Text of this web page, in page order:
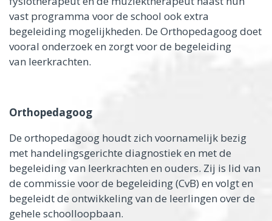
vast programma voor de school ook extra
begeleiding mogelijkheden. De Orthopedagoog doet
vooral onderzoek en zorgt voor de begeleiding
van leerkrachten.
Orthopedagoog
De orthopedagoog houdt zich voornamelijk bezig
met handelingsgerichte diagnostiek en met de
begeleiding van leerkrachten en ouders. Zij is lid van
de commissie voor de begeleiding (CvB) en volgt en
begeleidt de ontwikkeling van de leerlingen over de
gehele schoolloopbaan.